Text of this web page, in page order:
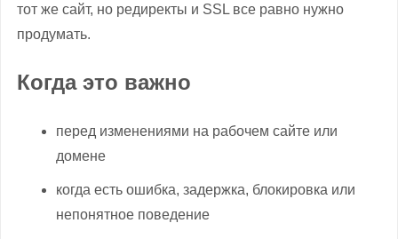
тот же сайт, но редиректы и SSL все равно нужно
продумать.
Когда это важно
перед изменениями на рабочем сайте или
домене
когда есть ошибка, задержка, блокировка или
непонятное поведение